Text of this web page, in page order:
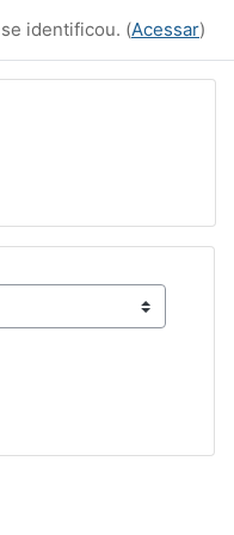
identificou. (Acessar)